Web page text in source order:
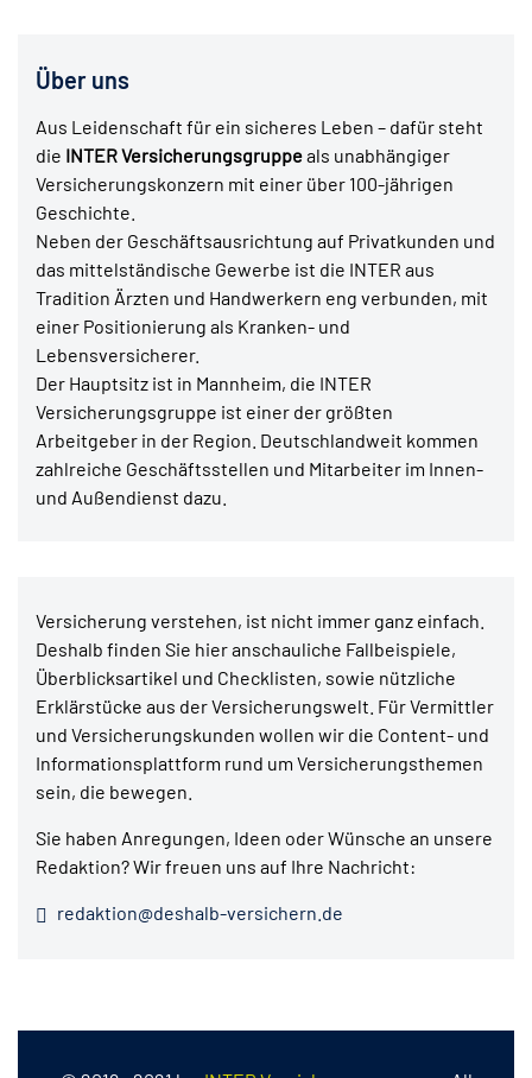
Über uns
Aus Leidenschaft für ein sicheres Leben – dafür steht
die INTER Versicherungsgruppeals unabhängiger
Versicherungskonzern mit einer über 100-jährigen
Geschichte.
Neben der Geschäftsausrichtung auf Privatkunden und
das mittelständische Gewerbe ist die INTER aus
Tradition Ärzten und Handwerkern eng verbunden, mit
einer Positionierung als Kranken- und
Lebensversicherer.
Der Hauptsitz ist in Mannheim, die INTER
Versicherungsgruppe ist einer der größten
Arbeitgeber in der Region. Deutschlandweit kommen
zahlreiche Geschäftsstellen und Mitarbeiter im Innen-
und Außendienst dazu.
Versicherung verstehen, ist nicht immer ganz einfach.
Deshalb finden Sie hier anschauliche Fallbeispiele,
Überblicksartikel und Checklisten, sowie nützliche
Erklärstücke aus der Versicherungswelt. Für Vermittler
und Versicherungskunden wollen wir die Content- und
Informationsplattform rund um Versicherungsthemen
sein, die bewegen.
Sie haben Anregungen, Ideen oder Wünsche an unsere
Redaktion? Wir freuen uns auf Ihre Nachricht:
redaktion@deshalb-versichern.de